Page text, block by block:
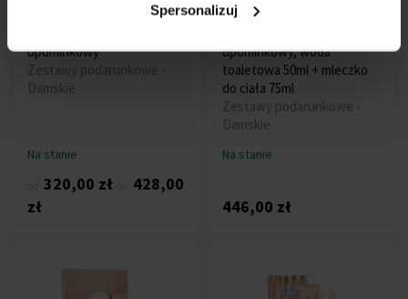
Spersonalizuj
Narciso Rodriguez Narciso
upominkowy
Zestawy podarunkowe -
Damskie
Na stanie
320,00 zł
428,00
zł
Carolina Herrera Carolina
upominkowy, woda
toaletowa 50ml + mleczko
do ciała 75ml
Zestawy podarunkowe -
Damskie
Na stanie
446,00 zł